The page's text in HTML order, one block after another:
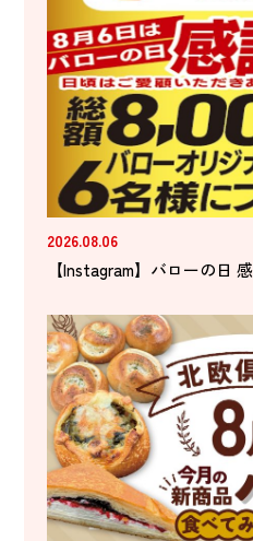
2026.08.06
【Instagram】バローの日